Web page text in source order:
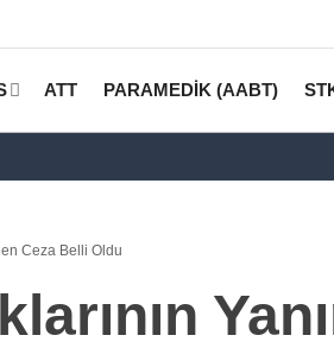
ATT PARAMEDİK (AABT)
Ceza Belli Oldu